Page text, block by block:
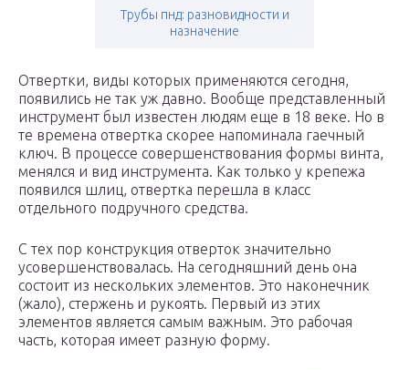
Трубы пнд: разновидности и
назначение
Отвертки, виды которых применяются сегодня,
появились не так уж давно. Вообще представленный
инструмент был известен людям еще в 18 веке. Но в
те времена отвертка скорее напоминала гаечный
ключ. В процессе совершенствования формы винта,
менялся и вид инструмента. Как только у крепежа
появился шлиц, отвертка перешла в класс
отдельного подручного средства.
С тех пор конструкция отверток значительно
усовершенствовалась. На сегодняшний день она
состоит из нескольких элементов. Это наконечник
(жало), стержень и рукоять. Первый из этих
элементов является самым важным. Это рабочая
часть, которая имеет разную форму.